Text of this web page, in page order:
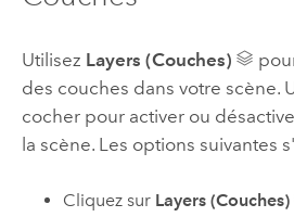
Utilisez Layers (Couches)
des couches dans votre scène.
cocher pour activer ou
la scène. Les options suivantes
Cliquez sur Layers (Couches)